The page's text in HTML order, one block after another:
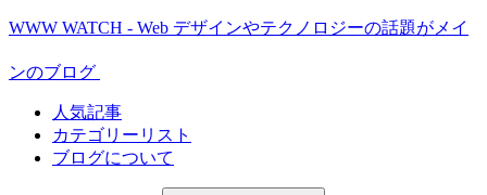
WWW WATCH - Web デザインやテクノロジーの話題がメイ
ンのブログ
人気記事
カテゴリーリスト
ブログについて